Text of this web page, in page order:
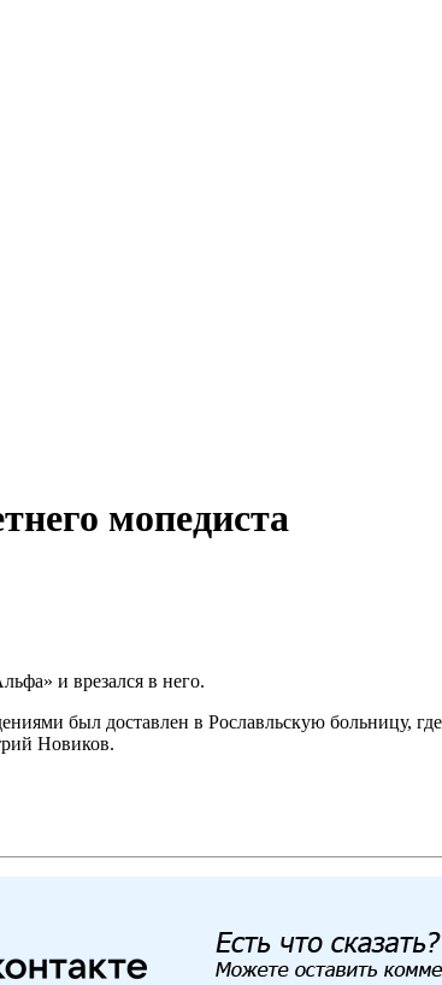
мопедиста
и врезался в него.
был доставлен в Рославльскую больницу,
Новиков.